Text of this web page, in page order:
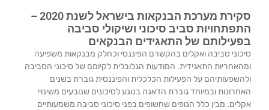
סקירת מערכת הבנקאות בישראל לשנת 2020 –
התפתחויות סביב סיכוני ושיקולי סביבה
בפעילותם של התאגידים הבנקאים
סיכוני סביבה ואקלים בהקשרם הפיננסי וכחלק מבנקאות משפיעה
ומהאחריות התאגידית. המודעות הגלובלית לקיומם של סיכוני הסביבה
ולהשפעותיהם על הפעילות הכלכלית והפיננסית גוברת בשנים
האחרונות ובמיוחד גוברת הדאגה בנוגע לסיכונים שנובעים משינויי
אקלים. מבין כלל הגופים שחשופים בפני סיכוני סביבה משמעותיים